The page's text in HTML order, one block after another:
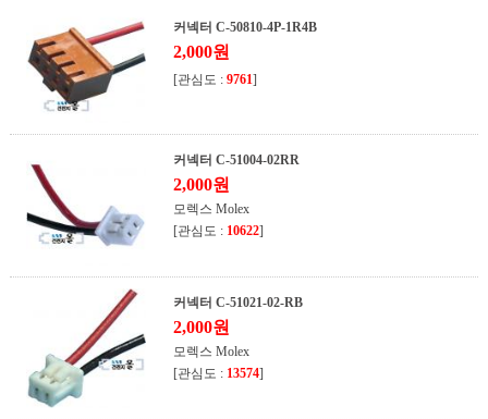
커넥터 C-50810-4P-1R4B
2,000원
[관심도 : 9761]
커넥터 C-51004-02RR
2,000원
모렉스 Molex
[관심도 : 10622]
커넥터 C-51021-02-RB
2,000원
모렉스 Molex
[관심도 : 13574]